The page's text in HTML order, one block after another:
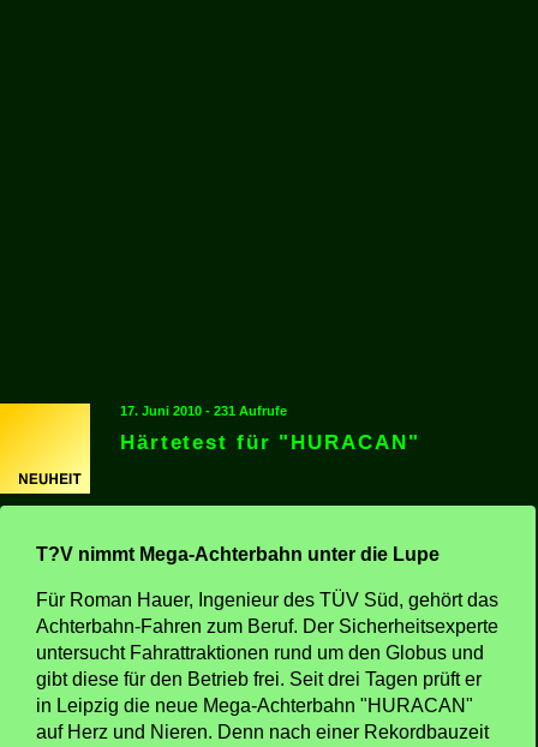
17. Juni 2010 - 231 Aufrufe
Härtetest für "HURACAN"
T?V nimmt Mega-Achterbahn unter die Lupe
Für Roman Hauer, Ingenieur des TÜV Süd, gehört das
Achterbahn-Fahren zum Beruf. Der Sicherheitsexperte
untersucht Fahrattraktionen rund um den Globus und
gibt diese für den Betrieb frei. Seit drei Tagen prüft er
in Leipzig die neue Mega-Achterbahn "HURACAN"
auf Herz und Nieren. Denn nach einer Rekordbauzeit